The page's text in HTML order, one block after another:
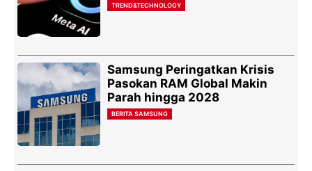
TREND&TECHNOLOGY
Samsung Peringatkan Krisis
Pasokan RAM Global Makin
Parah hingga 2028
BERITA SAMSUNG